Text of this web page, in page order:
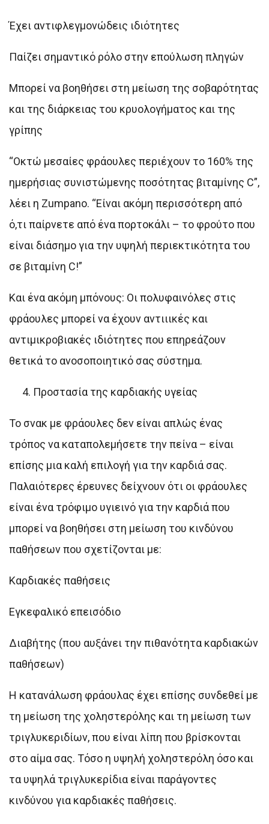
Έχει αντιφλεγμονώδεις ιδιότητες
Παίζει σημαντικό ρόλο στην επούλωση πληγών
Μπορεί να βοηθήσει στη μείωση της σοβαρότητας
και της διάρκειας του κρυολογήματος και της
γρίπης
“Οκτώ μεσαίες φράουλες περιέχουν το 160% της
ημερήσιας συνιστώμενης ποσότητας βιταμίνης C”,
λέει η Zumpano. “Είναι ακόμη περισσότερη από
ό,τι παίρνετε από ένα πορτοκάλι – το φρούτο που
είναι διάσημο για την υψηλή περιεκτικότητα του
σε βιταμίνη C!”
Και ένα ακόμη μπόνους: Οι πολυφαινόλες στις
φράουλες μπορεί να έχουν αντιιικές και
αντιμικροβιακές ιδιότητες που επηρεάζουν
θετικά το ανοσοποιητικό σας σύστημα.
Προστασία της καρδιακής υγείας
Το σνακ με φράουλες δεν είναι απλώς ένας
τρόπος να καταπολεμήσετε την πείνα – είναι
επίσης μια καλή επιλογή για την καρδιά σας.
Παλαιότερες έρευνες δείχνουν ότι οι φράουλες
είναι ένα τρόφιμο υγιεινό για την καρδιά που
μπορεί να βοηθήσει στη μείωση του κινδύνου
παθήσεων που σχετίζονται με:
Καρδιακές παθήσεις
Εγκεφαλικό επεισόδιο
Διαβήτης (που αυξάνει την πιθανότητα καρδιακών
παθήσεων)
Η κατανάλωση φράουλας έχει επίσης συνδεθεί με
τη μείωση της χοληστερόλης και τη μείωση των
τριγλυκεριδίων, που είναι λίπη που βρίσκονται
στο αίμα σας. Τόσο η υψηλή χοληστερόλη όσο και
τα υψηλά τριγλυκερίδια είναι παράγοντες
κινδύνου για καρδιακές παθήσεις.